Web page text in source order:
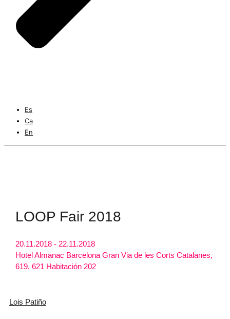
Es
Ca
En
LOOP Fair 2018
20.11.2018 - 22.11.2018
Hotel Almanac Barcelona Gran Via de les Corts Catalanes,
619, 621 Habitación 202
Lois Patiño